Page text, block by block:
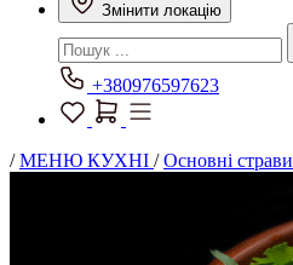
Змінити локацію
+380976597623
/МЕНЮ КУХНІ /Основні страви